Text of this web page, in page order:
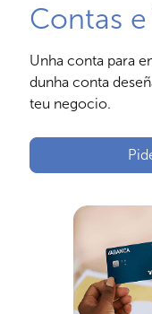
Contas
Unha conta para
dunha conta
teu negocio.